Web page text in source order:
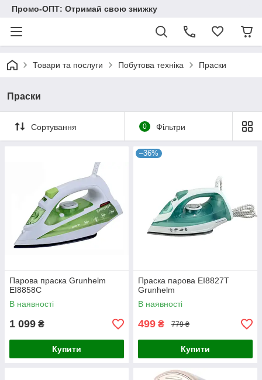
Промо-ОПТ: Отримай свою знижку
Товари та послуги Побутова техніка Праски
Праски
Сортування 0 Фільтри
Парова праска Grunhelm
EI8858С
В наявності
1 099 ₴
Купити
–36%
Праска парова EI8827T
Grunhelm
В наявності
499 ₴ 779 ₴
Купити